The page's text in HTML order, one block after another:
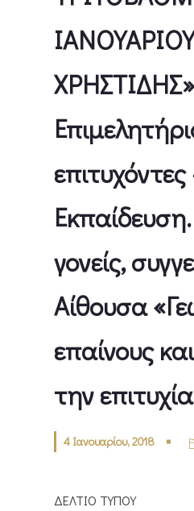
γονείς,
Αίθουσα
επαίνους
την
4 Ιανουαρίου, 2018
ΔΕΛΤΙΟ ΤΥΠΟΥ